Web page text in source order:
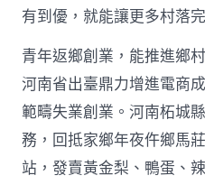
有到優，就能讓更多村落
青年返鄉創業，能推進鄉
河南省出臺鼎力增進電商
範疇失業創業。河南柘城
務，回抵家鄉年夜仵鄉馬
站，發賣黃金梨、鴨蛋、